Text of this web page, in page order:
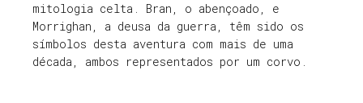
mitologia celta. Bran, o abençoado, e
Morrighan, a deusa da guerra, têm sido os
símbolos desta aventura com mais de uma
década, ambos representados por um corvo.